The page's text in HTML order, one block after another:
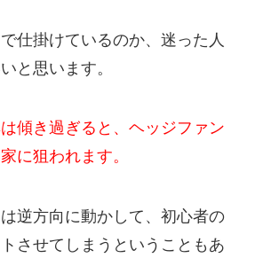
仕掛けているのか、迷った人
と思います。
傾き過ぎると、ヘッジファン
に狙われます。
逆方向に動かして、初心者の
させてしまうということもあ